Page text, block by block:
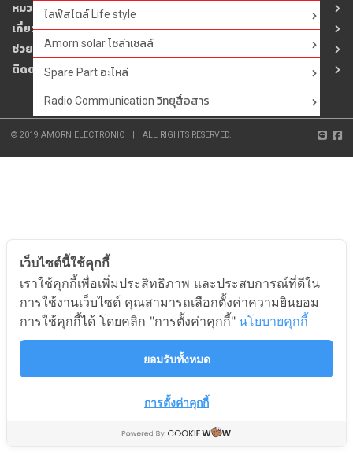
ไลฟ์สไตล์ Life style
Amorn solar โซล่าเซลล์
Spare Part อะไหล่
Radio Communication วิทยุสื่อสาร
หมวดสินค้า
เกี่ยวกับอมร
ช่วยเหลือ
ติดต่ออมร
© 2019 AMORN ELECTRONIC ALL RIGHTS RESERVED.
เว็บไซต์นี้ใช้คุกกี้
เราใช้คุกกี้เพื่อเพิ่มประสิทธิภาพ และประสบการณ์ที่ดีใน
การใช้งานเว็บไซต์ คุณสามารถเลือกตั้งค่าความยินยอม
การใช้คุกกี้ได้ โดยคลิก "การตั้งค่าคุกกี้" นโยบายคุกกี้
ยอมรับทั้งหมด
การตั้งค่าคุกกี้